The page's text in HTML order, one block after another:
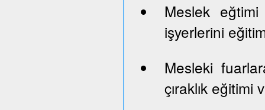
Meslek
işyerlerini
Mesleki
çıraklık